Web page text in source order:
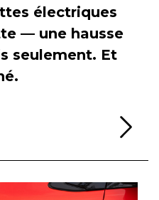
électriques
— une hausse
seulement. Et